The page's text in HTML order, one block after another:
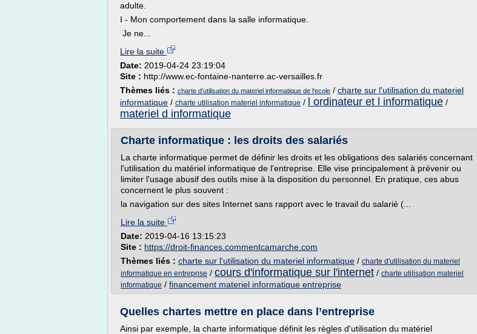
adulte.
I - Mon comportement dans la salle informatique.
Je ne...
Lire la suite
Date: 2019-04-24 23:19:04
Site : http://www.ec-fontaine-nanterre.ac-versailles.fr
Thèmes liés : charte d'utilisation du materiel informatique de l'ecole / charte sur l'utilisation du materiel
informatique / charte utilisation materiel informatique / l ordinateur et l informatique /
materiel d informatique
Charte informatique : les droits des salariés
La charte informatique permet de définir les droits et les obligations des salariés concernant
l'utilisation du matériel informatique de l'entreprise. Elle vise principalement à prévenir ou
limiter l'usage abusif des outils mise à la disposition du personnel. En pratique, ces abus
concernent le plus souvent :
la navigation sur des sites Internet sans rapport avec le travail du salarié (...
Lire la suite
Date: 2019-04-16 13:15:23
Site : https://droit-finances.commentcamarche.com
Thèmes liés : charte sur l'utilisation du materiel informatique / charte d'utilisation du materiel
informatique en entreprise / cours d'informatique sur l'internet / charte utilisation materiel
informatique / financement materiel informatique entreprise
Quelles chartes mettre en place dans l’entreprise
Ainsi par exemple, la charte informatique définit les règles d'utilisation du matériel